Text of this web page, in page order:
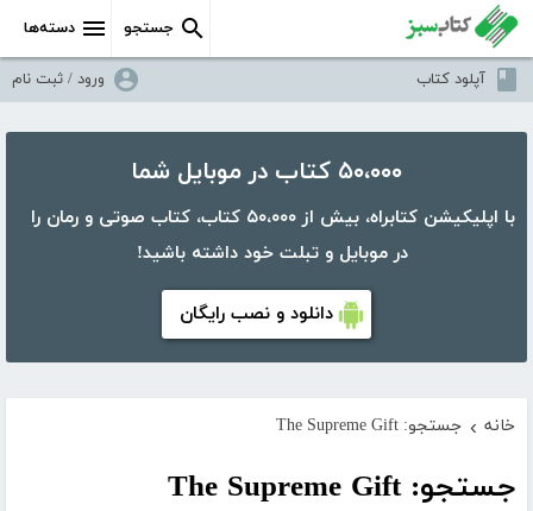
دسته‌ها جستجو
آپلود کتاب ورود / ثبت نام
۵۰،۰۰۰ کتاب در موبایل شما
با اپلیکیشن کتابراه، بیش از ۵۰،۰۰۰ کتاب، کتاب صوتی و رمان را
در موبایل و تبلت خود داشته باشید!
دانلود و نصب رایگان
خانه › جستجو: The Supreme Gift
جستجو: The Supreme Gift